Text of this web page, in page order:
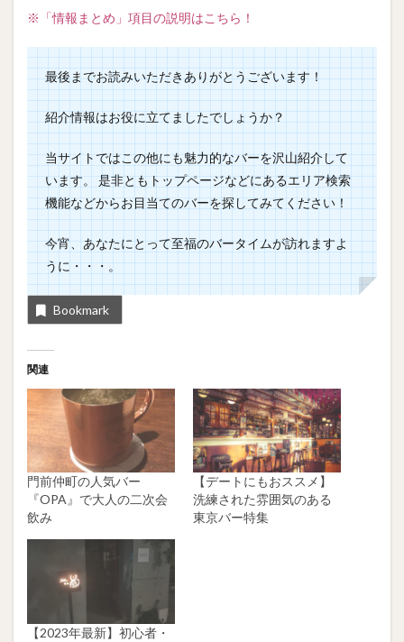
※「情報まとめ」項目の説明はこちら！
最後までお読みいただきありがとうございます！
紹介情報はお役に立てましたでしょうか？
当サイトではこの他にも魅力的なバーを沢山紹介して
います。 是非ともトップページなどにあるエリア検索
機能などからお目当てのバーを探してみてください！
今宵、あなたにとって至福のバータイムが訪れますよ
うに・・・。
Bookmark
関連
門前仲町の人気バー
『OPA』で大人の二次会
飲み
【デートにもおススメ】
洗練された雰囲気のある
東京バー特集
【2023年最新】初心者・